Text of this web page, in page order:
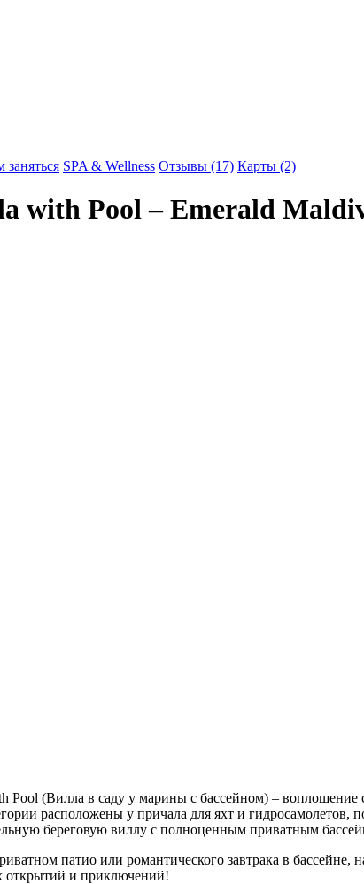
заняться SPA & Wellness Отзывы (17) Карты (2)
with Pool – Emerald
Pool (Вилла в саду у марины с бассейном) –
расположены у причала для яхт и
береговую виллу с полноценным приватным
патио или романтического завтрака в
открытий и приключений!